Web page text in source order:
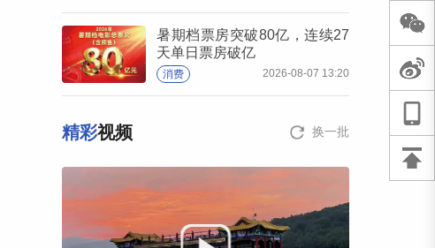
暑期档票房突破80亿，连续27
天单日票房破亿
消费 2026-08-07 13:20
精彩视频 换一批